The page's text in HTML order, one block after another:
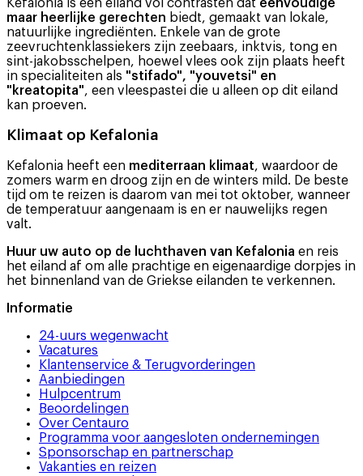
Kefalonia is een eiland vol contrasten dat eenvoudige
maar heerlijke gerechten biedt, gemaakt van lokale,
natuurlijke ingrediënten. Enkele van de grote
zeevruchtenklassiekers zijn zeebaars, inktvis, tong en
sint-jakobsschelpen, hoewel vlees ook zijn plaats heeft
in specialiteiten als "stifado", "youvetsi" en
"kreatopita", een vleespastei die u alleen op dit eiland
kan proeven.
Klimaat op Kefalonia
Kefalonia heeft een mediterraan klimaat, waardoor de
zomers warm en droog zijn en de winters mild. De beste
tijd om te reizen is daarom van mei tot oktober, wanneer
de temperatuur aangenaam is en er nauwelijks regen
valt.
Huur uw auto op de luchthaven van Kefalonia en reis
het eiland af om alle prachtige en eigenaardige dorpjes in
het binnenland van de Griekse eilanden te verkennen.
Informatie
24-uurs wegenwacht
Vacatures
Klantenservice & Terugvorderingen
Aanbiedingen
Hulpcentrum
Beoordelingen
Over Centauro
Programma voor aangesloten ondernemingen
Sponsorschap en partnerschap
Vakanties en reizen